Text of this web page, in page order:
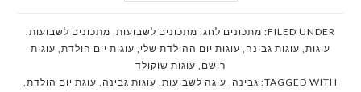
FILED UNDER: מתכונים לחג, מתכונים לשבועות, מתכונים לשבועות,
עוגות, עוגות גבינה, עוגות יום ההולדת שלי , עוגות יום הולדת, עוגות
רושם , עוגות שוקולד
TAGGED WITH: גבינה, עוגה לשבועות, עוגות גבינה, עוגת יום הולדת,